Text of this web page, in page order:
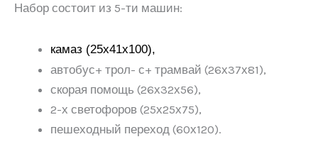
Набор состоит из 5-ти машин:
камаз (25х41х100),
автобус+ трол- с+ трамвай (26х37х81),
скорая помощь (26х32х56),
2-х светофоров (25х25х75),
пешеходный переход (60х120).